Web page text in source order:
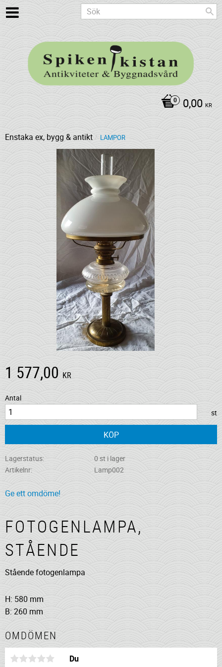
0,00 KR
Enstaka ex, bygg & antikt LAMPOR
1 577,00 KR
Antal
st
KÖP
Lagerstatus
0 st i lager
Artikelnr
Lamp002
Ge ett omdöme!
FOTOGENLAMPA,
STÅENDE
Stående fotogenlampa
H: 580 mm
B: 260 mm
OMDÖMEN
Du